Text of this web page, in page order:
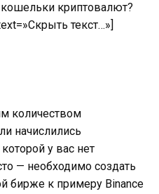
криптовалют?
текст…»]
количеством
начислились
у вас нет
— необходимо создать
бирже к примеру Binance